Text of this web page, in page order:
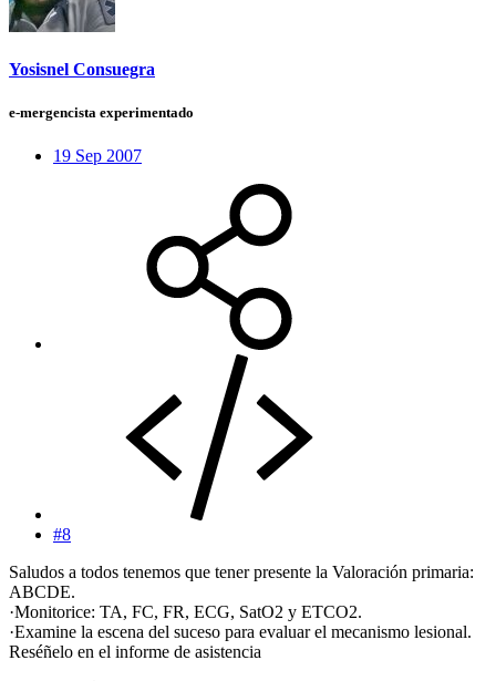
Yosisnel Consuegra
e-mergencista experimentado
19 Sep 2007
#8
Saludos a todos tenemos que tener presente la Valoración primaria:
ABCDE.
·Monitorice: TA, FC, FR, ECG, SatO2 y ETCO2.
·Examine la escena del suceso para evaluar el mecanismo lesional.
Reséñelo en el informe de asistencia